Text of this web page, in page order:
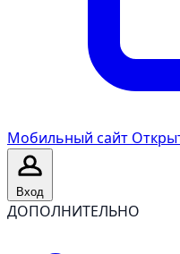
Мобильный сайт
Вход
ДОПОЛНИТЕЛЬНО